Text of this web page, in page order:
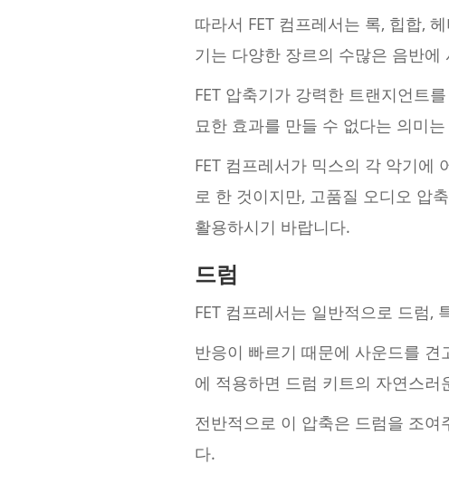
따라서 FET 컴프레서는 록, 힙합,
기는 다양한 장르의 수많은 음반
FET 압축기가 강력한 트랜지언트
묘한 효과를 만들 수 없다는 의미
FET 컴프레서가 믹스의 각 악기에
로 한 것이지만, 고품질 오디오 압
활용하시기 바랍니다.
드럼
FET 컴프레서는 일반적으로 드럼,
반응이 빠르기 때문에 사운드를
에 적용하면 드럼 키트의 자연스
전반적으로 이 압축은 드럼을 조
다.